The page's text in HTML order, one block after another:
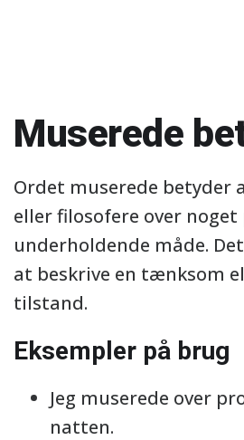
Muserede
Ordet muserede betyder
eller filosofere over noget
underholdende måde.
at beskrive en tænksom
tilstand.
Eksempler på brug
Jeg muserede over
natten.